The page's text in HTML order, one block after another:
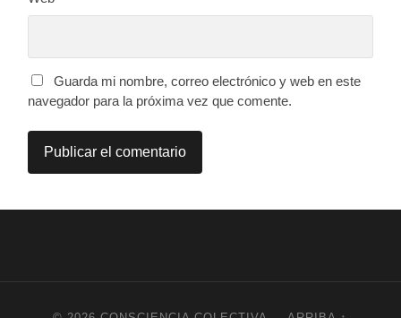
Guarda mi nombre, correo electrónico y web en este
navegador para la próxima vez que comente.